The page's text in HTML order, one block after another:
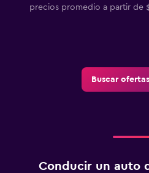
precios promedio a partir de
Buscar
Conducir un auto